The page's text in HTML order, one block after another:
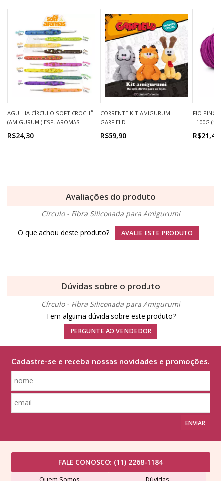
AGULHA CÍRCULO SOFT CROCHÊ
(AMIGURUMI) ESP. AROMAS
R$24,30
CORRENTE KIT AMIGURUMI -
GARFIELD
R$59,90
FIO
- 100G
R$21,49
Avaliações do produto
Círculo - Fibra Siliconada para Amigurumi
O que achou deste produto?
AVALIE ESTE PRODUTO
Dúvidas sobre o produto
Círculo - Fibra Siliconada para Amigurumi
Tem alguma dúvida sobre este produto?
PERGUNTE AO VENDEDOR
Cadastre-se e receba nossas novidades e promoções.
ENVIAR
FALE CONOSCO: (11) 2268-1184
Quem Somos Dúvidas